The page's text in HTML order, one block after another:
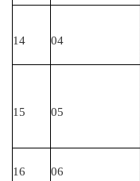
14 04
15 05
16 06